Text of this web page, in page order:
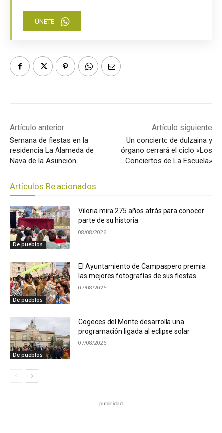
ÚNETE
Artículo anterior
Semana de fiestas en la
residencia La Alameda de
Nava de la Asunción
Artículo siguiente
Un concierto de dulzaina y
órgano cerrará el ciclo «Los
Conciertos de La Escuela»
Artículos Relacionados
De pueblos
Viloria mira 275 años atrás para conocer
parte de su historia
08/08/2026
De pueblos
El Ayuntamiento de Campaspero premia
las mejores fotografías de sus fiestas
07/08/2026
De pueblos
Cogeces del Monte desarrolla una
programación ligada al eclipse solar
07/08/2026
publicidad